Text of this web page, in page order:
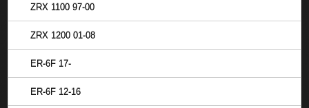
ZRX 1100 97-00
ZRX 1200 01-08
ER-6F 17-
ER-6F 12-16